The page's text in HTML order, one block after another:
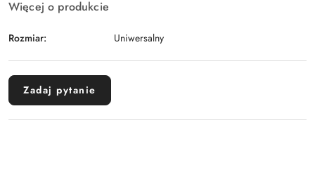
Więcej o produkcie
Rozmiar: Uniwersalny
Zadaj pytanie